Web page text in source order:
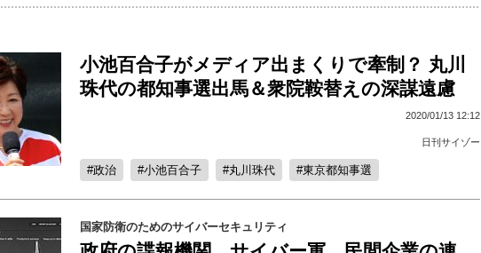
小池百合子がメディア出まくりで牽制？ 丸川
珠代の都知事選出馬＆衆院鞍替えの深謀遠慮
2020/01/13 12:12
日刊サイゾー
政治 小池百合子 丸川珠代 東京都知事選
国家防衛のためのサイバーセキュリティ